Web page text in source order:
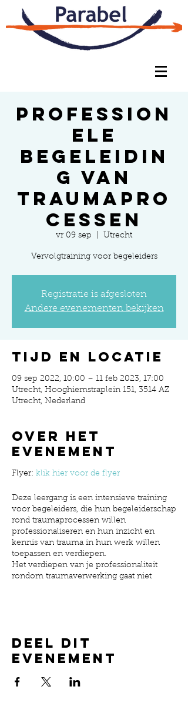
Profession
ele
begeleidin
g van
traumapro
cessen
vr 09 sep Utrecht
Vervolgtraining voor begeleiders
Registratie is afgesloten
Andere evenementen bekijken
Tijd en locatie
09 sep 2022, 10:00 – 11 feb 2023, 17:00
Utrecht, Hooghiemstraplein 151, 3514 AZ
Utrecht, Nederland
Over het
evenement
Flyer: klik hier voor de flyer
Deze leergang is een intensieve training
voor begeleiders, die hun begeleiderschap
rond traumaprocessen willen
professionaliseren en hun inzicht en
kennis van trauma in hun werk willen
toepassen en verdiepen.
Het verdiepen van je professionaliteit
rondom traumaverwerking gaat niet
Data:
Blok 1: 09 en 10 september 2022
Blok 3: 18 en 19 november 2022
Deel dit
evenement